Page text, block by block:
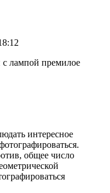
лампой премилое
интересное
общее число